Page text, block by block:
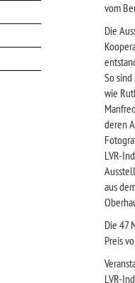
vom
Die
So
wie
deren
LVR-
aus
Die 47
Preis
LVR-